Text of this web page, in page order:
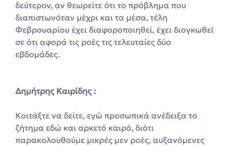
δεύτερον, αν θεωρείτε ότι το πρόβλημα που
διαπιστωνόταν μέχρι και τα μέσα, τέλη
Φεβρουαρίου έχει διαφοροποιηθεί, έχει διογκωθεί
σε ότι αφορά τις ροές τις τελευταίες δύο
εβδομάδες.
Δημήτρης Καιρίδης :
Κοιτάξτε να δείτε, εγώ προσωπικά ανέδειξα το
ζήτημα εδώ και αρκετό καιρό, διότι
παρακολουθούμε μικρές μεν ροές, αυξανόμενες